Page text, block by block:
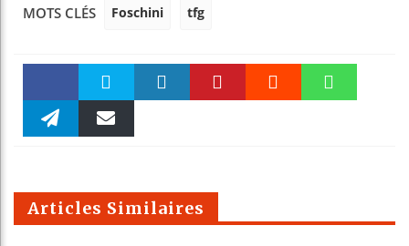
MOTS CLÉS Foschini tfg
Faceboo Twitter
m
Articles Similaires